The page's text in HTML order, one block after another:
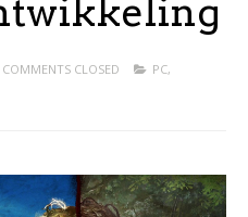
COMMENTS CLOSED PC,